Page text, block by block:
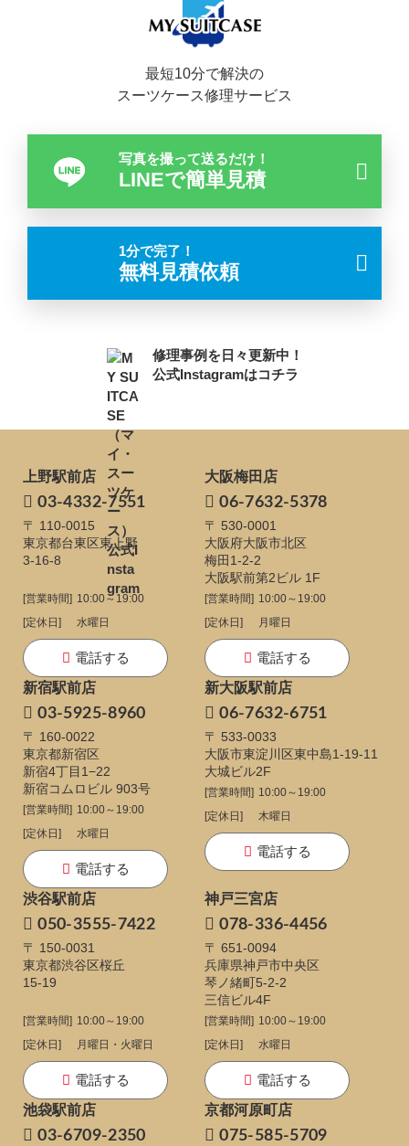
最短10分で解決の
スーツケース修理サービス
写真を撮って送るだけ！
LINEで簡単見積
1分で完了！
無料見積依頼
修理事例を日々更新中！
公式Instagramはコチラ
上野駅前店
03-4332-7551
〒 110-0015
東京都台東区東上野
3-16-8
[営業時間] 10:00～19:00
[定休日]
水曜日
電話する
大阪梅田店
06-7632-5378
〒 530-0001
大阪府大阪市北区
梅田1-2-2
大阪駅前第2ビル 1F
[営業時間] 10:00～19:00
[定休日]
月曜日
電話する
新宿駅前店
03-5925-8960
〒 160-0022
東京都新宿区
新宿4丁目1−22
新宿コムロビル 903号
[営業時間] 10:00～19:00
[定休日]
水曜日
電話する
新大阪駅前店
06-7632-6751
〒 533-0033
大阪市東淀川区東中島1-19-11
大城ビル2F
[営業時間] 10:00～19:00
[定休日]
木曜日
電話する
渋谷駅前店
050-3555-7422
〒 150-0031
東京都渋谷区桜丘
15-19
[営業時間] 10:00～19:00
[定休日]
月曜日・火曜日
電話する
神戸三宮店
078-336-4456
〒 651-0094
兵庫県神戸市中央区
琴ノ緒町5-2-2
三信ビル4F
[営業時間] 10:00～19:00
[定休日]
水曜日
電話する
池袋駅前店
03-6709-2350
京都河原町店
075-585-5709